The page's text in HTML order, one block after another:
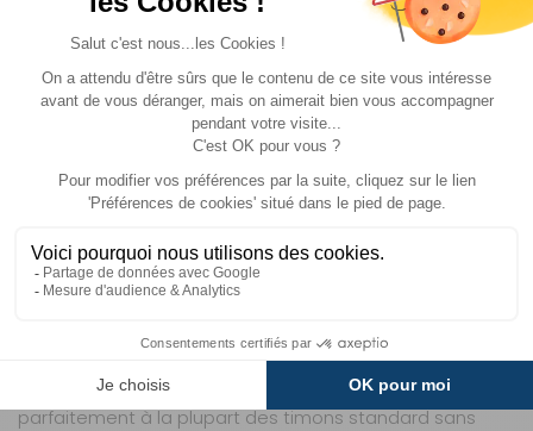
QUESTIONS FRÉQUENTES SUR CE PRODUIT
QUELLES SONT LES DIMENSIONS EXACTES DE LA
HOUSSE UNE FOIS INSTALLÉE SUR LE TIMON ?
La housse mesure 880 mm de long, 670 mm de large et
5 mm d'épaisseur. Elle est conçue pour s'adapter
parfaitement à la plupart des timons standard sans